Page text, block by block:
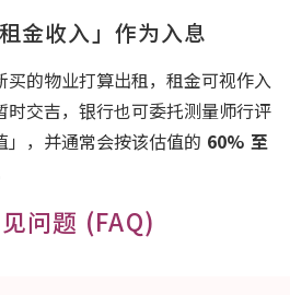
金收入」作为入息
的物业打算出租，租金可视作入
时交吉，银行也可委托测量师行评
，并通常会按该估值的 60% 至
问题 (FAQ)